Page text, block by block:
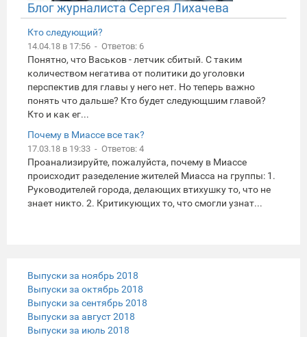
Блог журналиста Сергея Лихачева
Кто следующий?
14.04.18 в 17:56 - Ответов: 6
Понятно, что Васьков - летчик сбитый. С таким
количеством негатива от политики до уголовки
перспектив для главы у него нет. Но теперь важно
понять что дальше? Кто будет следующшим главой?
Кто и как ег...
Почему в Миассе все так?
17.03.18 в 19:33 - Ответов: 4
Проанализируйте, пожалуйста, почему в Миассе
происходит разеделение жителей Миасса на группы: 1.
Руководителей города, делающих втихушку то, что не
знает никто. 2. Критикующих то, что смогли узнат...
Выпуски за ноябрь 2018
Выпуски за октябрь 2018
Выпуски за сентябрь 2018
Выпуски за август 2018
Выпуски за июль 2018